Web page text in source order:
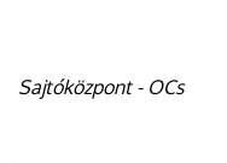
Sajtóközpont - OCs